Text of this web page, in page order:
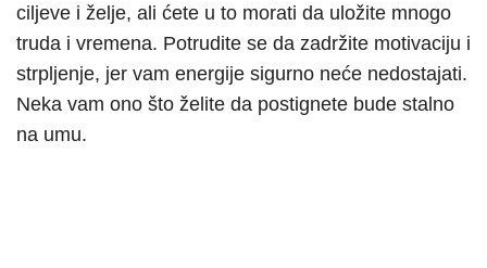
ciljeve i želje, ali ćete u to morati da uložite mnogo
truda i vremena. Potrudite se da zadržite motivaciju i
strpljenje, jer vam energije sigurno neće nedostajati.
Neka vam ono što želite da postignete bude stalno
na umu.